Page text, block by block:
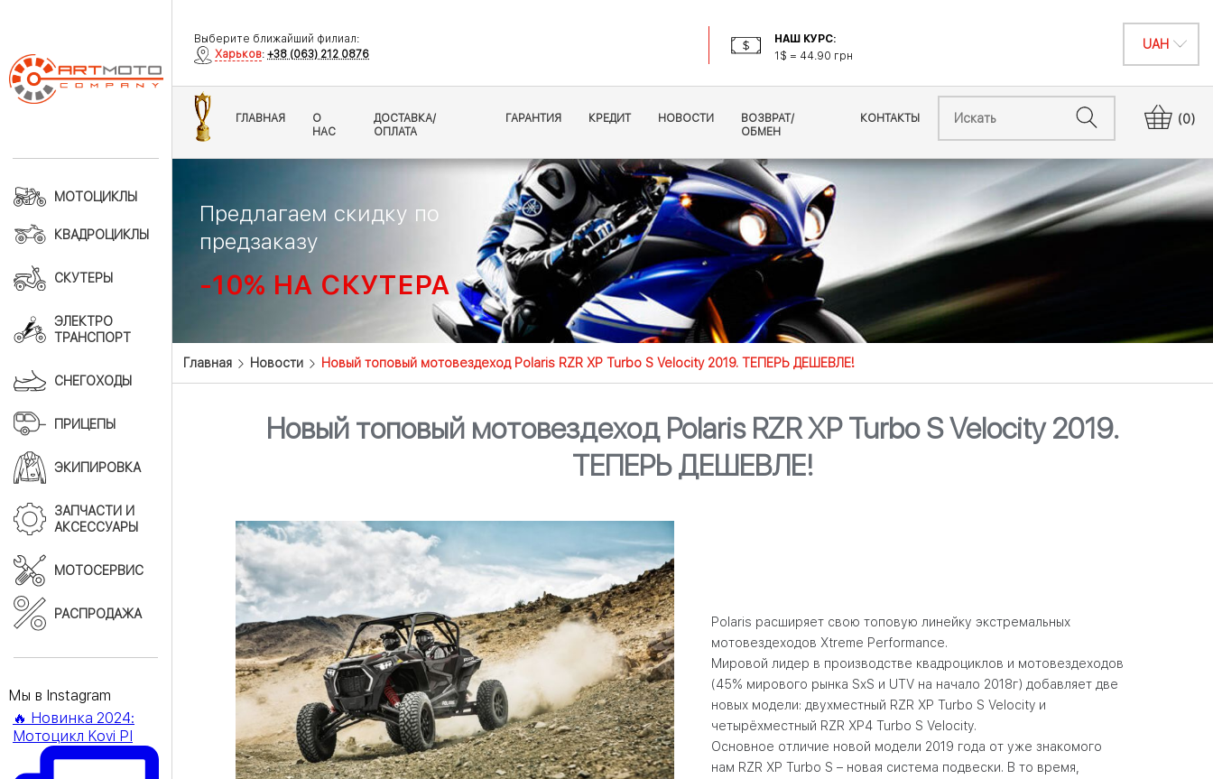
Выберите ближайший филиал:
Харьков: +38 (063) 212 0876
НАШ КУРС:
1$ = 44.90 грн
(0)
ГЛАВНАЯ
О
НАС
ДОСТАВКА/
ОПЛАТА
ГАРАНТИЯ КРЕДИТ НОВОСТИ
ВОЗВРАТ/
ОБМЕН
КОНТАКТЫ
МОТОЦИКЛЫ
КВАДРОЦИКЛЫ
СКУТЕРЫ
ЭЛЕКТРО
ТРАНСПОРТ
СНЕГОХОДЫ
ПРИЦЕПЫ
ЭКИПИРОВКА
ЗАПЧАСТИ И
АКСЕССУАРЫ
МОТОСЕРВИС
РАСПРОДАЖА
Мы в Instagram
🔥 Новинка 2024:
Мотоцикл Kovi PI
Предлагаем скидку по
предзаказу
-10% НА СКУТЕРА
Главная Новости Новый топовый мотовездеход Polaris RZR XP Turbo S Velocity 2019. ТЕПЕРЬ ДЕШЕВЛЕ!
Новый топовый мотовездеход Polaris RZR XP Turbo S Velocity 2019.
ТЕПЕРЬ ДЕШЕВЛЕ!
Polaris расширяет свою топовую линейку экстремальных
мотовездеходов Xtreme Performance.
Мировой лидер в производстве квадроциклов и мотовездеходов
(45% мирового рынка SxS и UTV на начало 2018г) добавляет две
новых модели: двухместный RZR XP Turbo S Velocity и
четырёхместный RZR XP4 Turbo S Velocity.
Основное отличие новой модели 2019 года от уже знакомого
нам RZR XP Turbo S – новая система подвески. В то время,